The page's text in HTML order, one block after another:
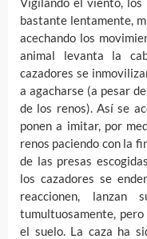
bastante lentamente,
acechando los
animal levanta la
cazadores se
a agacharse (a pesar
de los renos). Así se
ponen a imitar, por
renos paciendo con la
de las presas
los cazadores se
reaccionen, lanzan
tumultuosamente,
el suelo. La caza ha